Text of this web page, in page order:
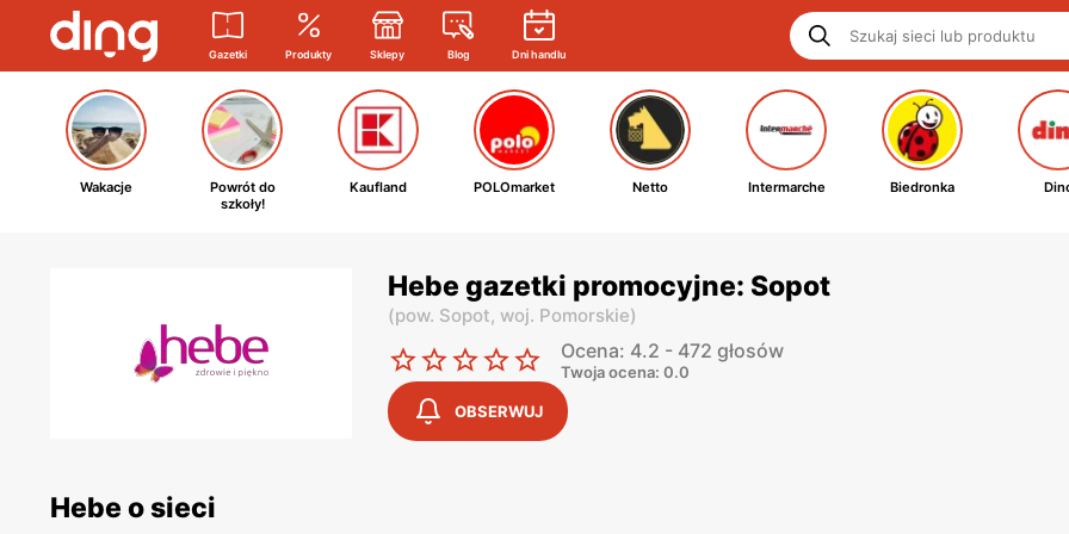
Gazetki Produkty Sklepy Blog Dni handlu
Wakacje
Powrót do
szkoły!
Kaufland POLOmarket Netto Intermarche Biedronka
Hebe gazetki promocyjne: Sopot
(pow. Sopot, woj. Pomorskie)
Ocena: 4.2 - 472 głosów
Twoja ocena: 0.0
OBSERWUJ
Hebe o sieci